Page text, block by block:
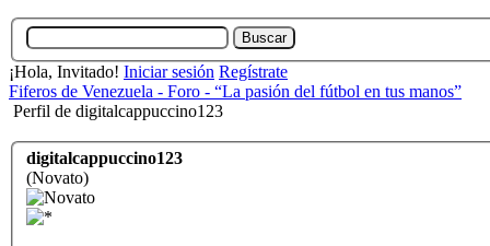
¡Hola, Invitado! Iniciar sesión Regístrate
Fiferos de Venezuela - Foro - “La pasión del fútbol en tus manos”
Perfil de digitalcappuccino123
digitalcappuccino123
(Novato)